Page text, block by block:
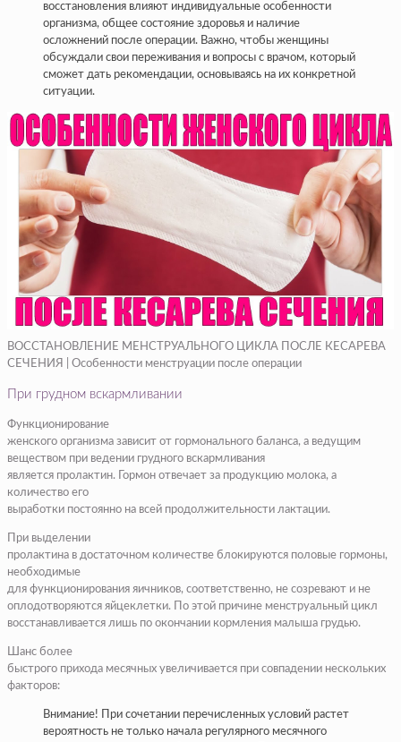
восстановления влияют индивидуальные особенности
организма, общее состояние здоровья и наличие
осложнений после операции. Важно, чтобы женщины
обсуждали свои переживания и вопросы с врачом, который
сможет дать рекомендации, основываясь на их конкретной
ситуации.
ВОССТАНОВЛЕНИЕ МЕНСТРУАЛЬНОГО ЦИКЛА ПОСЛЕ КЕСАРЕВА
СЕЧЕНИЯ | Особенности менструации после операции
При грудном вскармливании
Функционирование
женского организма зависит от гормонального баланса, а ведущим
веществом при ведении грудного вскармливания
является пролактин. Гормон отвечает за продукцию молока, а
количество его
выработки постоянно на всей продолжительности лактации.
При выделении
пролактина в достаточном количестве блокируются половые гормоны,
необходимые
для функционирования яичников, соответственно, не созревают и не
оплодотворяются яйцеклетки. По этой причине менструальный цикл
восстанавливается лишь по окончании кормления малыша грудью.
Шанс более
быстрого прихода месячных увеличивается при совпадении нескольких
факторов:
Внимание! При сочетании перечисленных условий растет
вероятность не только начала регулярного месячного